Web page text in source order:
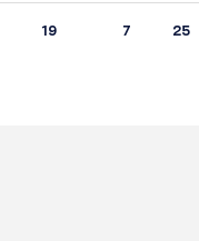
19 7 25